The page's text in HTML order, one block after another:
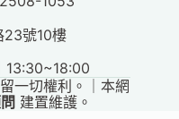
23號10樓
13:30~18:00
一切權利。｜本網
建置維護。